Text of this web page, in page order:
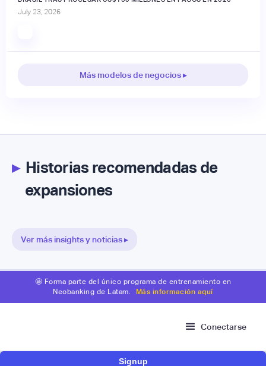
July 23, 2026
Más modelos de negocios ▸
▸Historias recomendadas de
expansiones
Ver más insights y noticias ▸
🤩 Forma parte del único programa de entrenamiento en
Neobanking de Latam.
Más información aquí
Conectarse
Signup